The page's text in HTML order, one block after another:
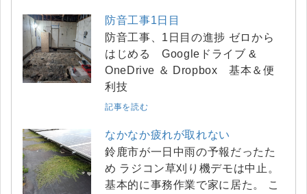
防音工事1日目
防音工事、1日目の進捗 ゼロから
はじめる Googleドライブ &
OneDrive ＆ Dropbox 基本＆便
利技
記事を読む
なかなか疲れが取れない
鈴鹿市が一日中雨の予報だったた
め ラジコン草刈り機デモは中止。
基本的に事務作業で家に居た。 こ